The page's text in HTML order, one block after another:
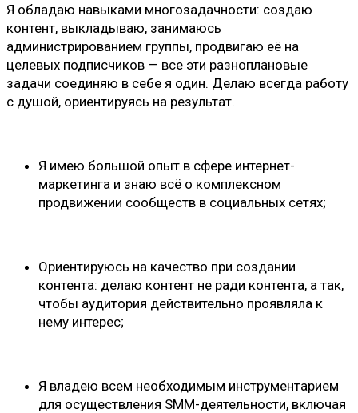
Я обладаю навыками многозадачности: создаю
контент, выкладываю, занимаюсь
администрированием группы, продвигаю её на
целевых подписчиков — все эти разноплановые
задачи соединяю в себе я один. Делаю всегда работу
с душой, ориентируясь на результат.
Я имею большой опыт в сфере интернет-
маркетинга и знаю всё о комплексном
продвижении сообществ в социальных сетях;
Ориентируюсь на качество при создании
контента: делаю контент не ради контента, а так,
чтобы аудитория действительно проявляла к
нему интерес;
Я владею всем необходимым инструментарием
для осуществления SMM-деятельности, включая